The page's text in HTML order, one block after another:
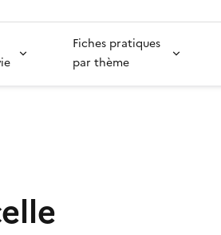
Fiches pratiques
par thème